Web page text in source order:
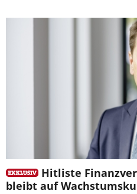
Hitliste
bleibt auf